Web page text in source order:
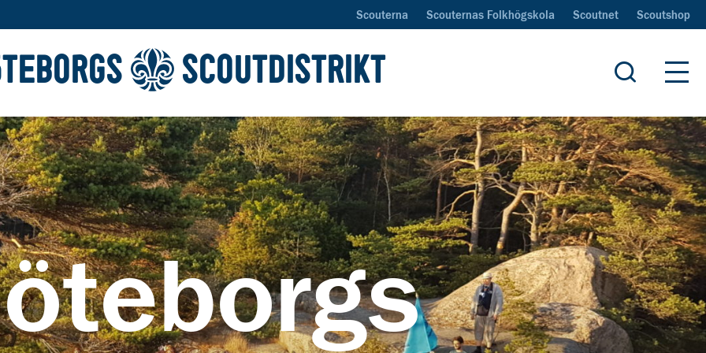
Scouterna Scouternas Folkhögskola Scoutnet Scoutshop
SCOUTDISTRIKT Öppna